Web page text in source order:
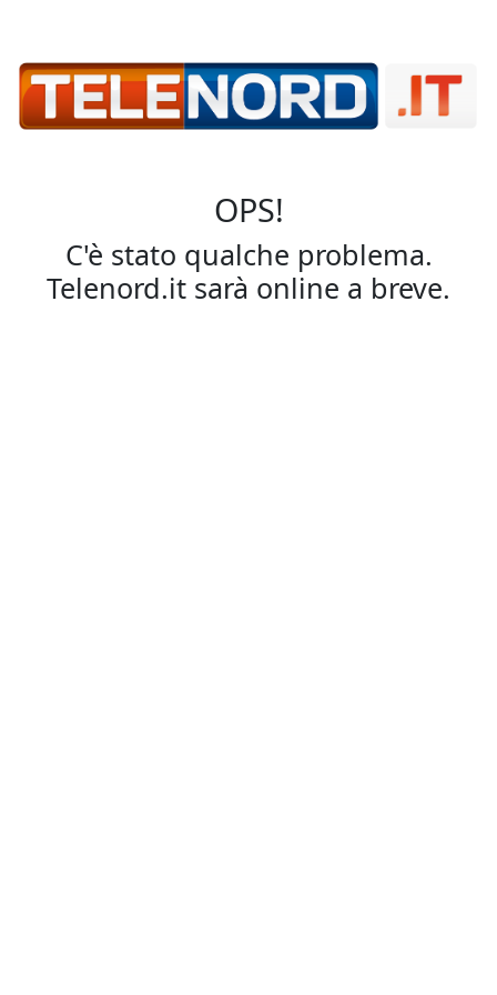
OPS!
C'è stato qualche problema.
Telenord.it sarà online a breve.